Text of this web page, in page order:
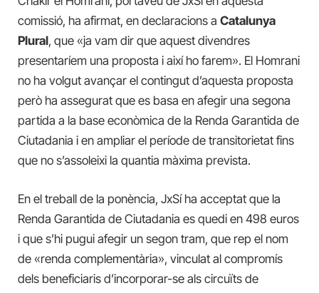
comissió, ha afirmat, en declaracions a Catalunya
Plural, que «ja vam dir que aquest divendres
presentaríem una proposta i així ho farem». El Homrani
no ha volgut avançar el contingut d’aquesta proposta
però ha assegurat que es basa en afegir una segona
partida a la base econòmica de la Renda Garantida de
Ciutadania i en ampliar el període de transitorietat fins
que no s’assoleixi la quantia màxima prevista.
En el treball de la ponència, JxSí ha acceptat que la
Renda Garantida de Ciutadania es quedi en 498 euros
i que s’hi pugui afegir un segon tram, que rep el nom
de «renda complementària», vinculat al compromís
dels beneficiaris d’incorporar-se als circuïts de